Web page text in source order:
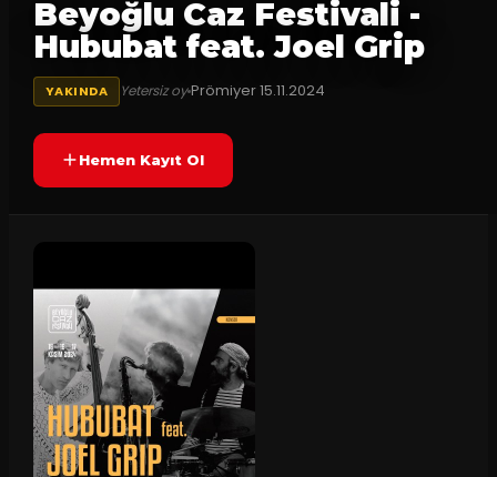
Beyoğlu Caz Festivali -
Hububat feat. Joel Grip
YAKINDA Yetersiz oyPrömiyer15.11.2024
Hemen Kayıt Ol